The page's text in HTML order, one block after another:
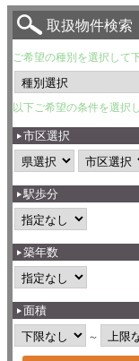
取扱物件検索
ご希望の種別を選択して
以下ご希望の条件を選択
市区選択
駅歩分
築年数
面積
～